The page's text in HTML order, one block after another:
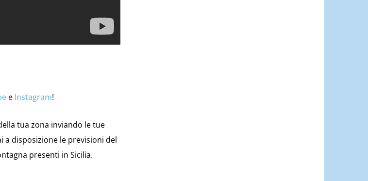
e Instagram!
tua zona inviando le tue
a disposizione le previsioni del
presenti in Sicilia.